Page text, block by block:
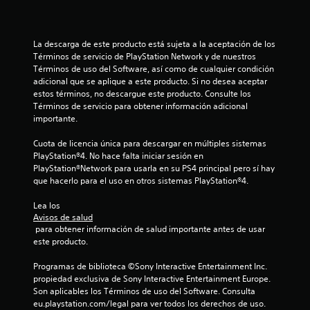
i
c
a
i
o
La descarga de este producto está sujeta a la aceptación de los
Términos de servicio de PlayStation Network y de nuestros
Términos de uso del Software, así como de cualquier condición
adicional que se aplique a este producto. Si no desea aceptar
estos términos, no descargue este producto. Consulte los
Términos de servicio para obtener información adicional
importante.
Cuota de licencia única para descargar en múltiples sistemas
PlayStation®4. No hace falta iniciar sesión en
PlayStation®Network para usarla en su PS4 principal pero sí hay
que hacerlo para el uso en otros sistemas PlayStation®4.
Lea los
Avisos de salud
este producto.
Programas de biblioteca ©Sony Interactive Entertainment Inc.
propiedad exclusiva de Sony Interactive Entertainment Europe.
Son aplicables los Términos de uso del Software. Consulta
eu.playstation.com/legal para ver todos los derechos de uso.